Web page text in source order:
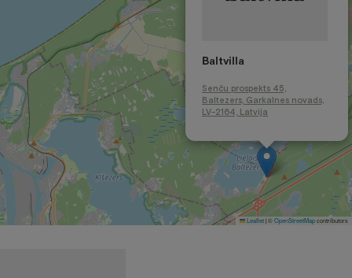
Baltvilla
Senču prospekts 45,
Baltezers, Garkalnes novads,
LV-2164, Latvija
Leaflet | ©OpenStreetMapcontributors